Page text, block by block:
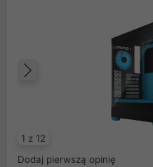
1 z 12
Poprzedni
Dodaj pierwszą opinię